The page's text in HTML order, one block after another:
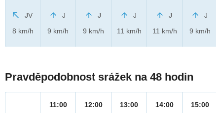
JV
8 km/h
J
9 km/h
J
9 km/h
J
11 km/h
J
11 km/h
J
9 km/h
Pravděpodobnost srážek na 48 hodin
11:00
12:00
13:00
14:00
15:00